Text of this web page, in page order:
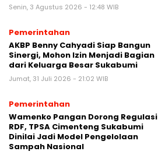
Senin, 3 Agustus 2026 - 12:48 WIB
Pemerintahan
‎AKBP Benny Cahyadi Siap Bangun
Sinergi, Mohon Izin Menjadi Bagian
dari Keluarga Besar Sukabumi‎
Jumat, 31 Juli 2026 - 21:02 WIB
Pemerintahan
‎Wamenko Pangan Dorong Regulasi
RDF, TPSA Cimenteng Sukabumi
Dinilai Jadi Model Pengelolaan
Sampah Nasional‎